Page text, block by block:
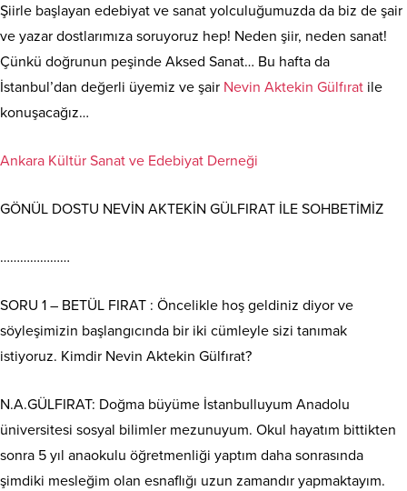
Şiirle başlayan edebiyat ve sanat yolculuğumuzda da biz de şair
ve yazar dostlarımıza soruyoruz hep! Neden şiir, neden sanat!
Çünkü doğrunun peşinde Aksed Sanat… Bu hafta da
İstanbul’dan değerli üyemiz ve şair Nevin Aktekin Gülfırat ile
konuşacağız…
Ankara Kültür Sanat ve Edebiyat Derneği
GÖNÜL DOSTU NEVİN AKTEKİN GÜLFIRAT İLE SOHBETİMİZ
…………………
SORU 1 – BETÜL FIRAT : Öncelikle hoş geldiniz diyor ve
söyleşimizin başlangıcında bir iki cümleyle sizi tanımak
istiyoruz. Kimdir Nevin Aktekin Gülfırat?
N.A.GÜLFIRAT: Doğma büyüme İstanbulluyum Anadolu
üniversitesi sosyal bilimler mezunuyum. Okul hayatım bittikten
sonra 5 yıl anaokulu öğretmenliği yaptım daha sonrasında
şimdiki mesleğim olan esnaflığı uzun zamandır yapmaktayım.